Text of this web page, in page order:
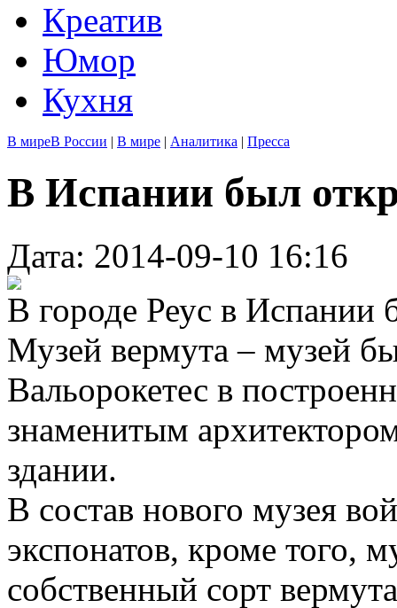
Креатив
Юмор
Кухня
В миреВ России | В мире | Аналитика | Пресса
В Испании был
Дата: 2014-09-10 16:16
В городе Реус в Испании
Музей вермута – музей
Вальорокетес в
знаменитым
здании.
В состав нового музея
экспонатов, кроме того,
собственный сорт